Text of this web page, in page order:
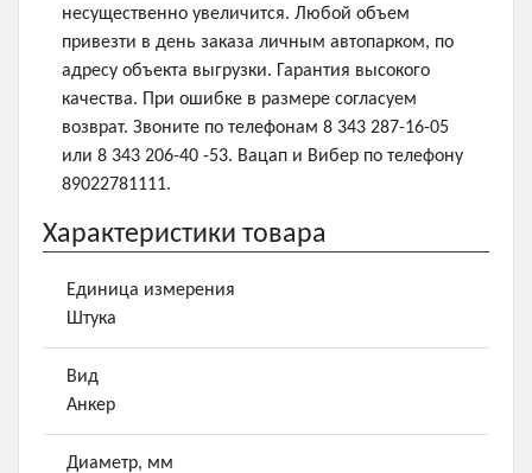
несущественно увеличится. Любой объем
привезти в день заказа личным автопарком, по
адресу объекта выгрузки. Гарантия высокого
качества. При ошибке в размере согласуем
возврат. Звоните по телефонам 8 343 287-16-05
или 8 343 206-40 -53. Вацап и Вибер по телефону
89022781111.
Характеристики товара
Единица измерения
Штука
Вид
Анкер
Диаметр, мм